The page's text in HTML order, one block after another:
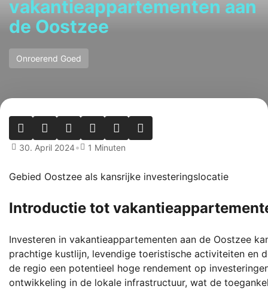
vakantieappartementen aan
de Oostzee
Onroerend Goed
30. April 2024• 1 Minuten
Gebied Oostzee als kansrijke investeringslocatie
Introductie tot
Investeren in vakantieappartementen aan de Oostzee
prachtige kustlijn, levendige toeristische activiteiten en
de regio een potentieel hoge rendement op
ontwikkeling in de lokale infrastructuur, wat de